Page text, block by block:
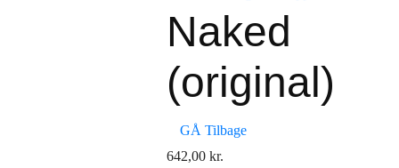
Naked
(original)
GÅ Tilbage
642,00 kr.